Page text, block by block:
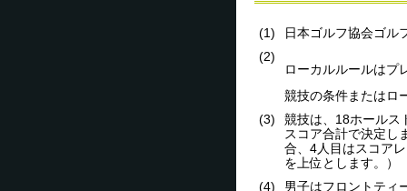
(1)
日本ゴルフ協会ゴル
(2)
ローカルルールはプ
競技の条件またはロ
(3)
競技は、18ホールス
スコア合計で決定し
合、4人目はスコア
を上位とします。）
(4)
男子はフロントティ